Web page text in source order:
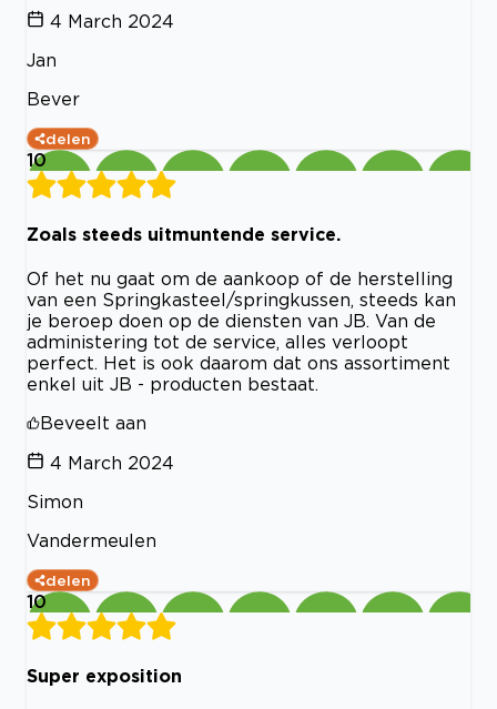
4 March 2024
Jan
Bever
delen
10
Zoals steeds uitmuntende service.
Of het nu gaat om de aankoop of de herstelling
van een Springkasteel/springkussen, steeds kan
je beroep doen op de diensten van JB. Van de
administering tot de service, alles verloopt
perfect. Het is ook daarom dat ons assortiment
enkel uit JB - producten bestaat.
Beveelt aan
4 March 2024
Simon
Vandermeulen
delen
10
Super exposition